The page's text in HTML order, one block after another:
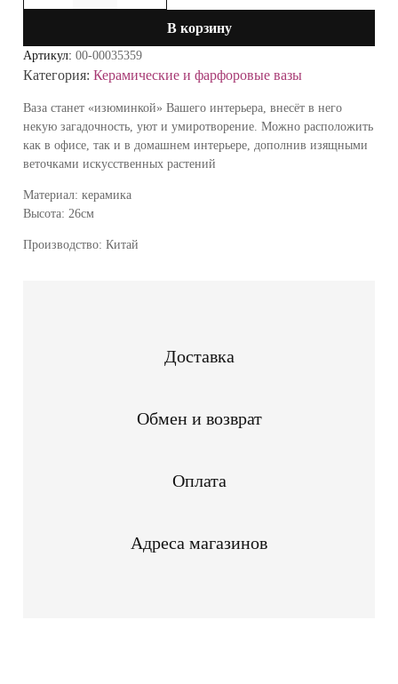
Ваза
Лея
79-
10
СН11
(белый)
В корзину
Артикул:00-00035359
Категория:Керамические и фарфоровые вазы
Ваза станет «изюминкой» Вашего интерьера, внесёт в него
некую загадочность, уют и умиротворение. Можно расположить
как в офисе, так и в домашнем интерьере, дополнив изящными
веточками искусственных растений
Материал: керамика
Высота: 26см
Производство: Китай
Доставка
Обмен и возврат
Оплата
Адреса магазинов